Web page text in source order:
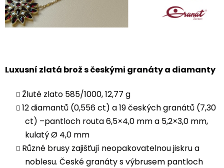
Luxusní zlatá brož s českými granáty a diamanty
Žluté zlato 585/1000, 12,77 g
12 diamantů (0,556 ct) a 19 českých granátů (7,30
ct) –pantloch routa 6,5×4,0 mm a 5,2×3,0 mm,
kulatý Ø 4,0 mm
Různé brusy zajišťují neopakovatelnou jiskru a
noblesu. České granáty s výbrusem pantloch